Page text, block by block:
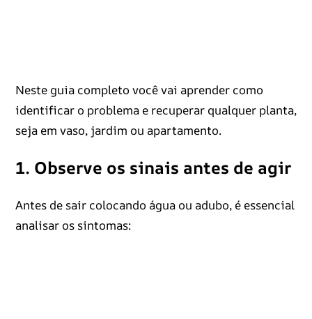
Neste guia completo você vai aprender como
identificar o problema e recuperar qualquer planta,
seja em vaso, jardim ou apartamento.
1. Observe os sinais antes de agir
Antes de sair colocando água ou adubo, é essencial
analisar os sintomas: